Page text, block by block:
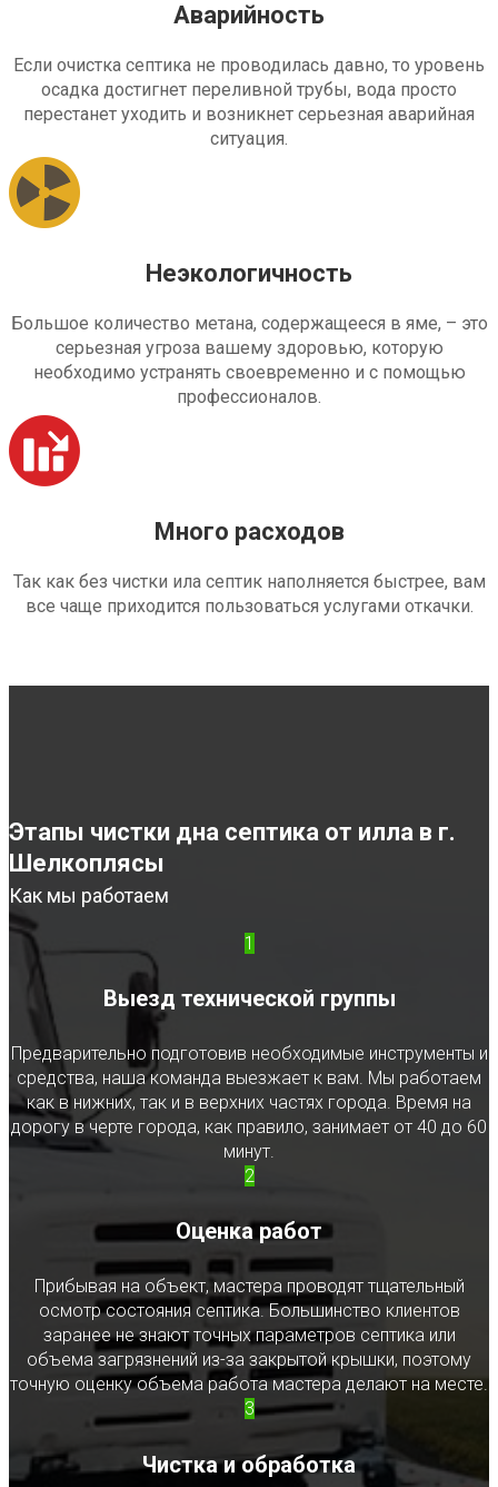
Аварийность
Если очистка септика не проводилась давно, то уровень
осадка достигнет переливной трубы, вода просто
перестанет уходить и возникнет серьезная аварийная
ситуация.
Неэкологичность
Большое количество метана, содержащееся в яме, – это
серьезная угроза вашему здоровью, которую
необходимо устранять своевременно и с помощью
профессионалов.
Много расходов
Так как без чистки ила септик наполняется быстрее, вам
все чаще приходится пользоваться услугами откачки.
Этапы чистки дна септика от илла в г.
Шелкоплясы
Как мы работаем
1
Выезд технической группы
Предварительно подготовив необходимые инструменты и
средства, наша команда выезжает к вам. Мы работаем
как в нижних, так и в верхних частях города. Время на
дорогу в черте города, как правило, занимает от 40 до 60
минут.
2
Оценка работ
Прибывая на объект, мастера проводят тщательный
осмотр состояния септика. Большинство клиентов
заранее не знают точных параметров септика или
объема загрязнений из-за закрытой крышки, поэтому
точную оценку объема работа мастера делают на месте.
3
Чистка и обработка